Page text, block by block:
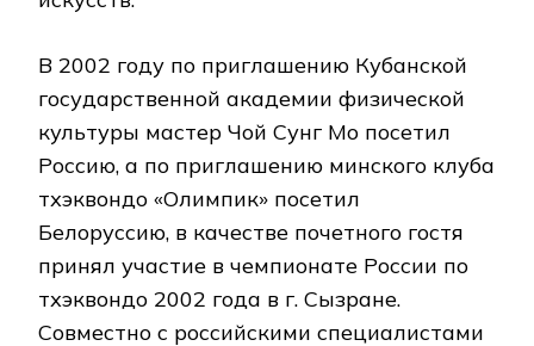
В 2002 году по приглашению Кубанской
государственной академии физической
культуры мастер Чой Сунг Мо посетил
Россию, а по приглашению минского клуба
тхэквондо «Олимпик» посетил
Белоруссию, в качестве почетного гостя
принял участие в чемпионате России по
тхэквондо 2002 года в г. Сызране.
Совместно с российскими специалистами